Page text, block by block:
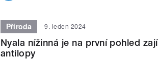
Příroda 9. leden 2024
Nyala nížinná je na první pohled
antilopy